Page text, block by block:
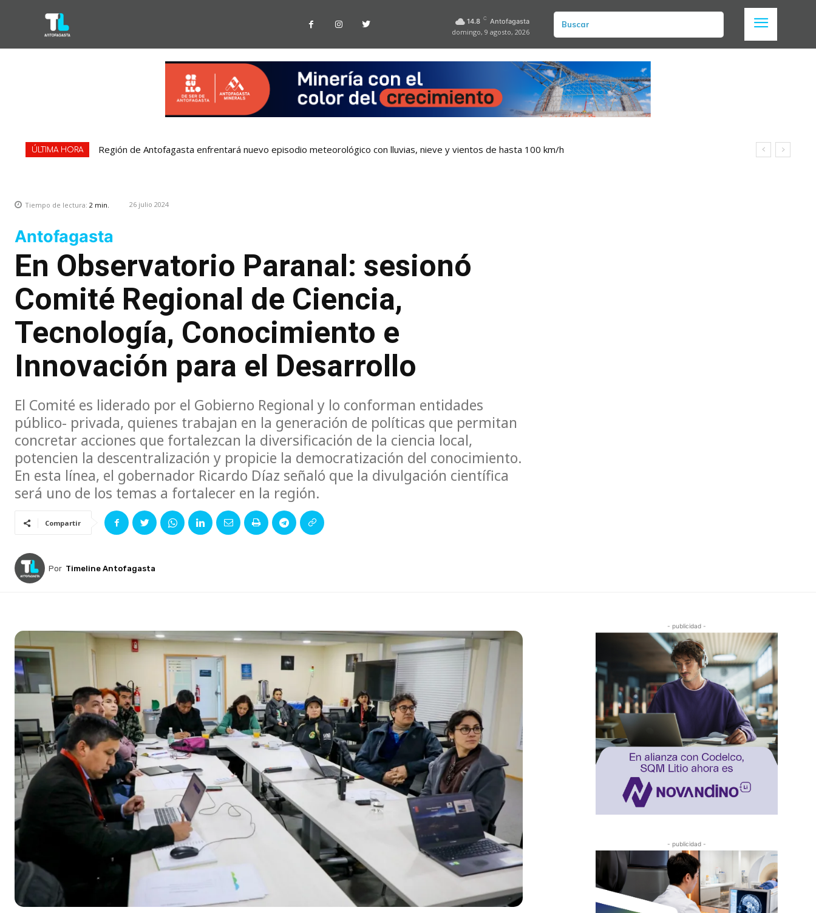
14.8 C Antofagasta
domingo, 9 agosto, 2026
Buscar
ÚLTIMA HORA Región de Antofagasta enfrentará nuevo episodio meteorológico con lluvias, nieve y vientos de hasta 100 km/h
Bipay explica: Así funciona el pago con tarjetas bancarias en las micros de Antofagasta
Tiempo de lectura: 2 min. 26 julio 2024
Antofagasta
En Observatorio Paranal: sesionó
Comité Regional de Ciencia,
Tecnología, Conocimiento e
Innovación para el Desarrollo
El Comité es liderado por el Gobierno Regional y lo conforman entidades
público- privada, quienes trabajan en la generación de políticas que permitan
concretar acciones que fortalezcan la diversificación de la ciencia local,
potencien la descentralización y propicie la democratización del conocimiento.
En esta línea, el gobernador Ricardo Díaz señaló que la divulgación científica
será uno de los temas a fortalecer en la región.
Compartir
Por Timeline Antofagasta
- publicidad -
- publicidad -